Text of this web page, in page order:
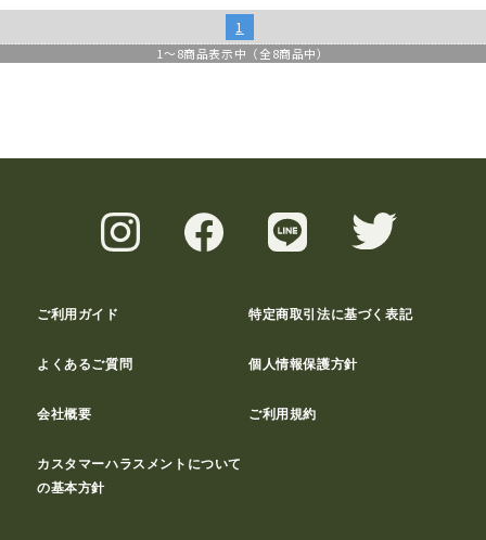
1
1～8商品表示中（全8商品中）
ご利用ガイド 特定商取引法に基づく表記
よくあるご質問 個人情報保護方針
会社概要 ご利用規約
カスタマーハラスメントについて
の基本方針